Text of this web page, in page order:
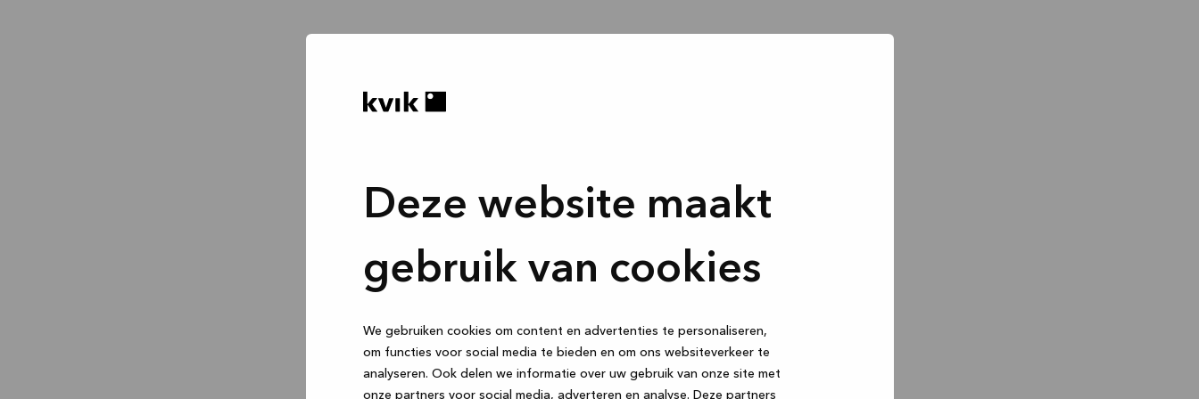
Deze website maakt
gebruik van cookies
We gebruiken cookies om content en advertenties te personaliseren,
om functies voor social media te bieden en om ons websiteverkeer te
analyseren. Ook delen we informatie over uw gebruik van onze site met
onze partners voor social media, adverteren en analyse. Deze partners